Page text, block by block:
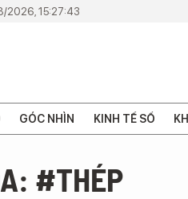
2026, 15:27:43
GÓC NHÌN KINH TẾ SỐ
#THÉP